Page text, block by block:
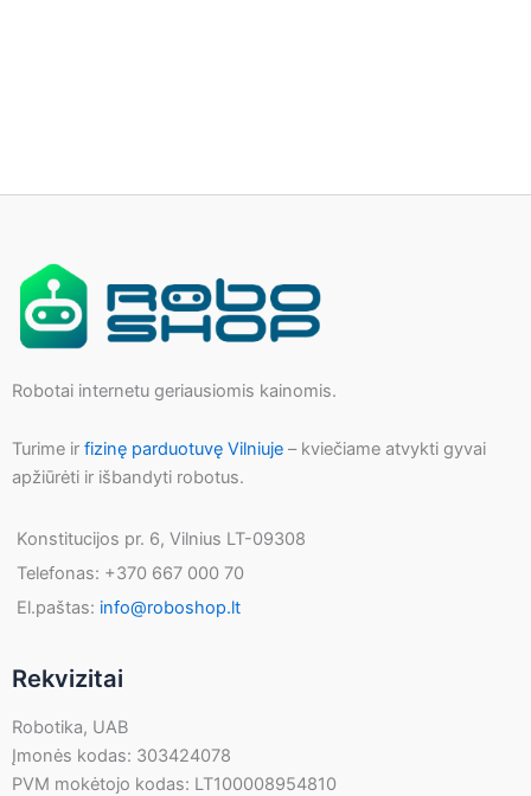
Robotai internetu geriausiomis kainomis.
Turime ir fizinę parduotuvę Vilniuje – kviečiame atvykti gyvai
apžiūrėti ir išbandyti robotus.
Konstitucijos pr. 6, Vilnius LT-09308
Telefonas: +370 667 000 70
El.paštas: info@roboshop.lt
Rekvizitai
Robotika, UAB
Įmonės kodas: 303424078
PVM mokėtojo kodas: LT100008954810